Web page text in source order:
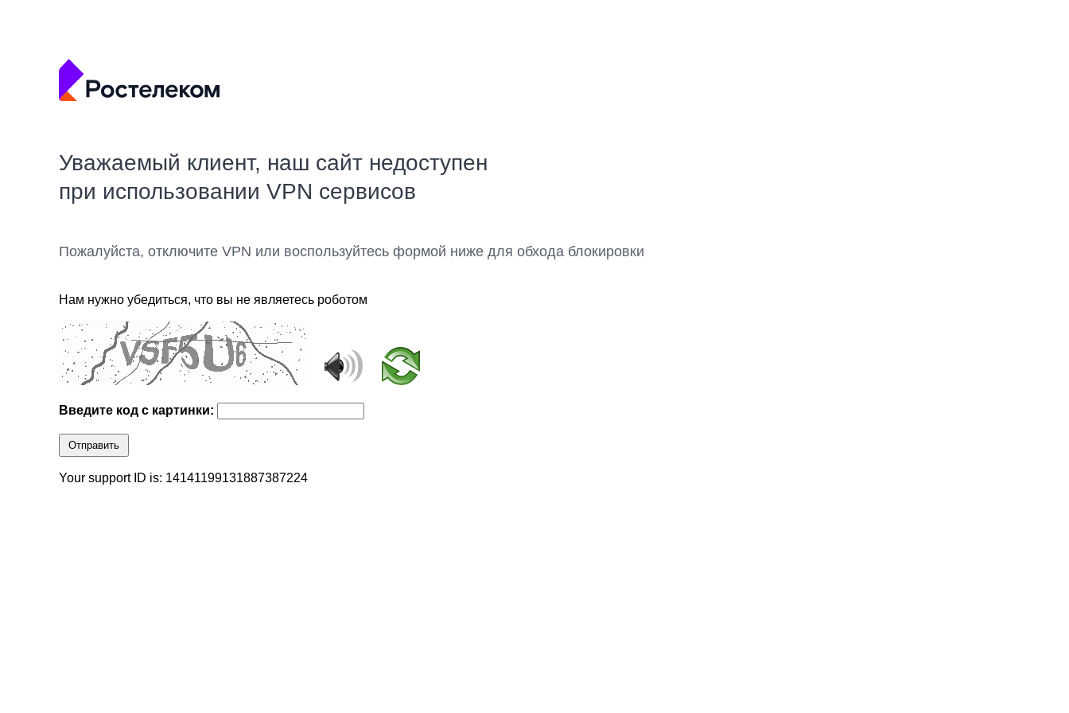
Уважаемый клиент, наш сайт недоступен
при использовании VPN сервисов
Пожалуйста, отключите VPN или воспользуйтесь формой ниже для обхода блокировки
Нам нужно убедиться, что вы не являетесь роботом
Введите код с картинки:
Отправить
Your support ID is: 14141199131887387224